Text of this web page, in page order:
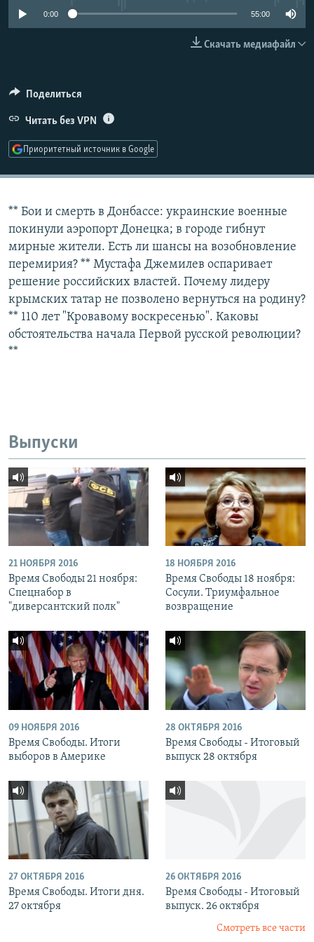
РАСПИСАНИЕ ВЕЩАНИЯ
0:00 55:00
Скачать медиафайл
Поделиться
Читать без VPN
Приоритетный источник в Google
** Бои и смерть в Донбассе: украинские военные
покинули аэропорт Донецка; в городе гибнут
мирные жители. Есть ли шансы на возобновление
перемирия? ** Мустафа Джемилев оспаривает
решение российских властей. Почему лидеру
крымских татар не позволено вернуться на родину?
** 110 лет "Кровавому воскресенью". Каковы
обстоятельства начала Первой русской революции?
**
Выпуски
21 НОЯБРЯ 2016
Время Свободы 21 ноября:
Спецнабор в
"диверсантский полк"
18 НОЯБРЯ 2016
Время Свободы 18 ноября:
Сосули. Триумфальное
возвращение
09 НОЯБРЯ 2016
Время Свободы. Итоги
выборов в Америке
28 ОКТЯБРЯ 2016
Время Свободы - Итоговый
выпуск 28 октября
27 ОКТЯБРЯ 2016
Время Свободы. Итоги дня.
27 октября
26 ОКТЯБРЯ 2016
Время Свободы - Итоговый
выпуск. 26 октября
Смотреть все части